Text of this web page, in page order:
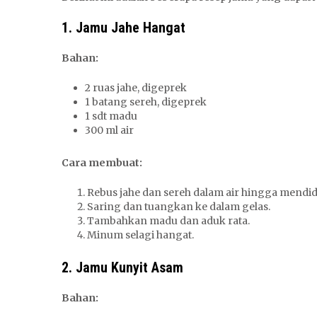
1. Jamu Jahe Hangat
Bahan:
2 ruas jahe, digeprek
1 batang sereh, digeprek
1 sdt madu
300 ml air
Cara membuat:
Rebus jahe dan sereh dalam air hingga
Saring dan tuangkan ke dalam gelas.
Tambahkan madu dan aduk rata.
Minum selagi hangat.
2. Jamu Kunyit Asam
Bahan: